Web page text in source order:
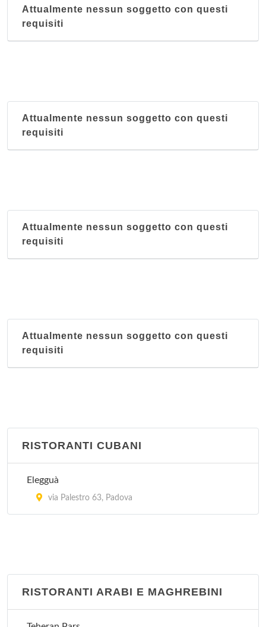
Attualmente nessun soggetto con questi
requisiti
Attualmente nessun soggetto con questi
requisiti
Attualmente nessun soggetto con questi
requisiti
Attualmente nessun soggetto con questi
requisiti
RISTORANTI CUBANI
Elegguà
via Palestro 63, Padova
RISTORANTI ARABI E MAGHREBINI